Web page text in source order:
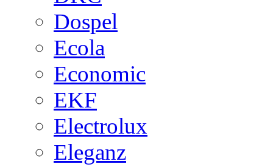
Dospel
Ecola
Economic
EKF
Electrolux
Eleganz